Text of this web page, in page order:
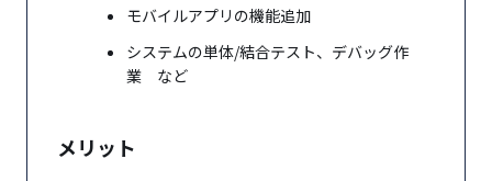
案件検索サイト
ココナラ｜自分のエンジニアスキルを販売できるスキ
ルマーケット
モバイルアプリの機能追加
システムの単体/結合テスト、デバッグ作
業 など
メリット